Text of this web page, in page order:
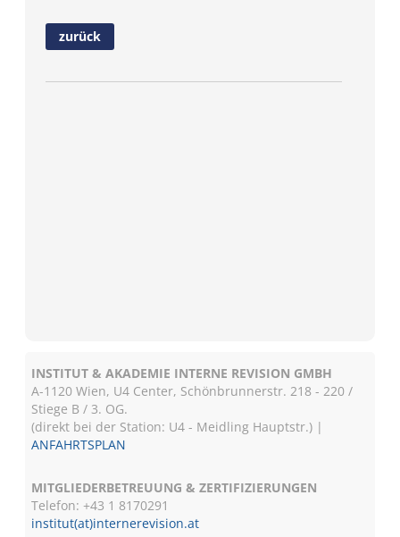
zurück
INSTITUT & AKADEMIE INTERNE REVISION GMBH
A-1120 Wien, U4 Center, Schönbrunnerstr. 218 - 220 /
Stiege B / 3. OG.
(direkt bei der Station: U4 - Meidling Hauptstr.) |
ANFAHRTSPLAN
MITGLIEDERBETREUUNG & ZERTIFIZIERUNGEN
Telefon: +43 1 8170291
institut(at)internerevision.at